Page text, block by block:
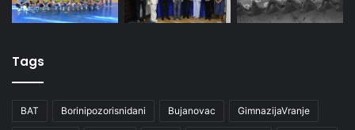
Tags
BAT Borinipozorisnidani Bujanovac GimnazijaVranje